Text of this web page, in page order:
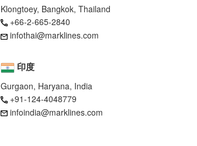
Klongtoey, Bangkok, Thailand
+66-2-665-2840
infothai@marklines.com
印度
Gurgaon, Haryana, India
+91-124-4048779
infoindia@marklines.com